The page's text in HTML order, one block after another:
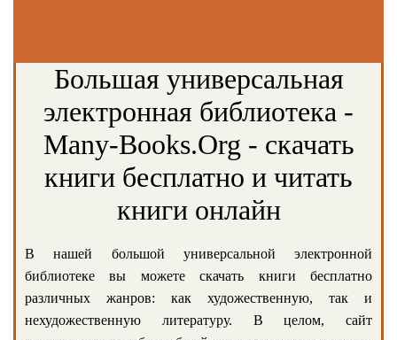
Большая универсальная
электронная библиотека -
Many-Books.Org - скачать
книги бесплатно и читать
книги онлайн
В нашей большой универсальной электронной
библиотеке вы можете скачать книги бесплатно
различных жанров: как художественную, так и
нехудожественную литературу. В целом, сайт